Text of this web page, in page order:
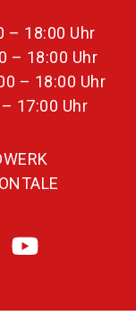
– 18:00 Uhr
– 18:00 Uhr
– 18:00 Uhr
17:00 Uhr